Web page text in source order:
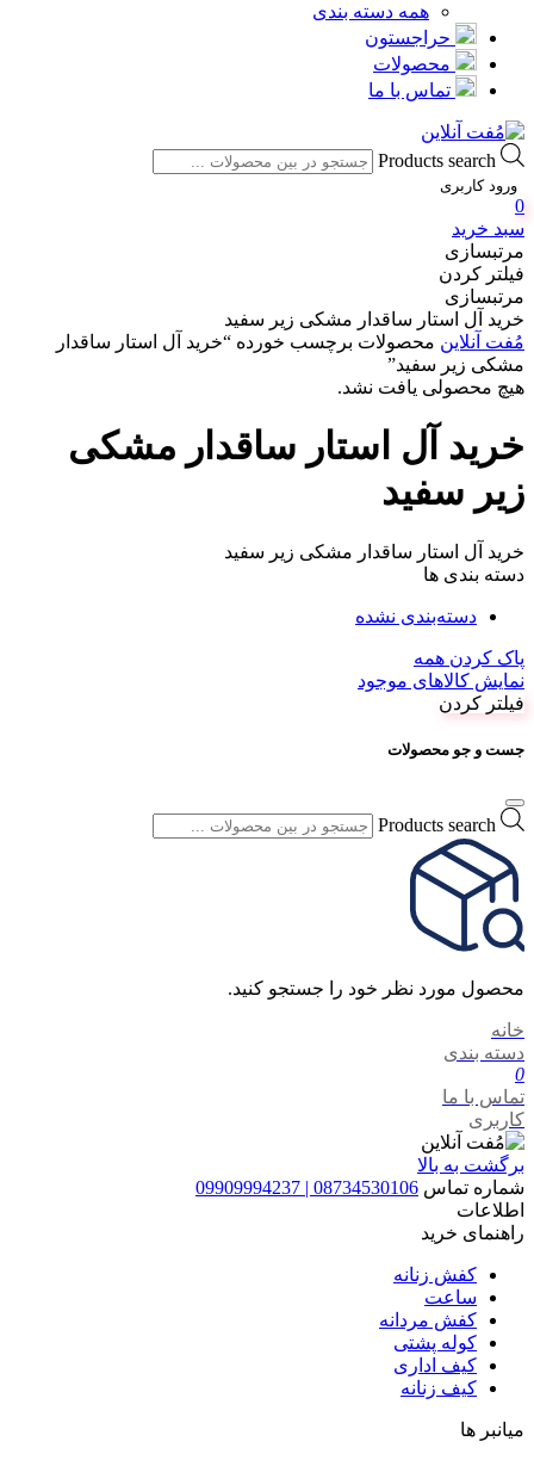
همه دسته بندی
حراجستون
محصولات
تماس با ما
Products search
ورود کاربری
0
سبد خرید
مرتبسازی
فیلتر کردن
مرتبسازی
خرید آل استار ساقدار مشکی زیر سفید
مُفت آنلاین محصولات برچسب خورده “خرید آل استار ساقدار
مشکی زیر سفید”
هیچ محصولی یافت نشد.
خرید آل استار ساقدار مشکی
زیر سفید
خرید آل استار ساقدار مشکی زیر سفید
دسته بندی ها
دسته‌بندی نشده
پاک کردن همه
نمایش کالاهای موجود
فیلتر کردن
جست و جو محصولات
Products search
محصول مورد نظر خود را جستجو کنید.
خانه
دسته بندی
0
تماس با ما
کاربری
برگشت به بالا
شماره تماس 08734530106 | 09909994237
اطلاعات
راهنمای خرید
کفش زنانه
ساعت
کفش مردانه
کوله پشتی
کیف اداری
کیف زنانه
میانبر ها